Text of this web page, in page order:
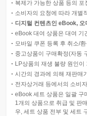
복제가 가능한 상품 등의
소비자의 요청에 따라 개별
디지털 컨텐츠인 eBook,
eBook 대여 상품은 대여 기
모바일 쿠폰 등록 후 취소/
중고상품이 구매확정(자동
LP상품의 재생 불량 원인
시간의 경과에 의해 재판매
전자상거래 등에서의 소비
eBook 세트 상품은 일괄 구
1개의 상품으로 취급 및 판
우, 세트 상품 전부 및 세트